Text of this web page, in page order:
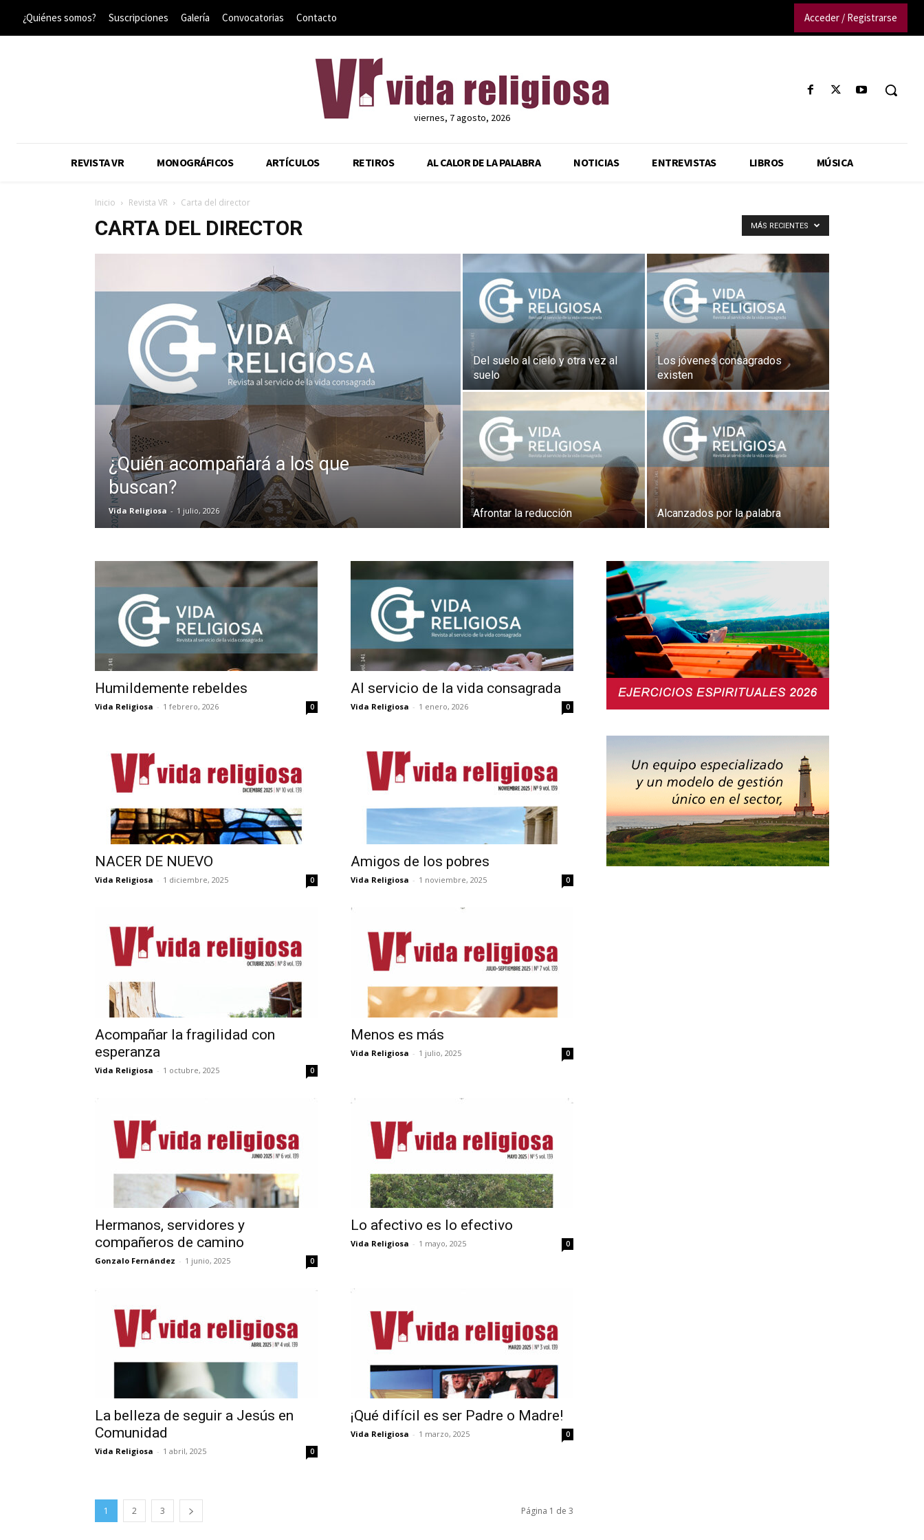
¿Quiénes somos? Suscripciones Galería Convocatorias Contacto Acceder / Registrarse
viernes, 7 agosto, 2026
REVISTA VR MONOGRÁFICOS ARTÍCULOS RETIROS AL CALOR DE LA PALABRA NOTICIAS ENTREVISTAS LIBROS MÚSICA
Inicio Revista VR Carta del director
CARTA DEL DIRECTOR MÁS RECIENTES
¿Quién acompañará a los que
buscan?
Vida Religiosa - 1 julio, 2026
Del suelo al cielo y otra vez al
suelo
Los jóvenes consagrados
existen
Afrontar la reducción Alcanzados por la palabra
Humildemente rebeldes
Vida Religiosa - 1 febrero, 2026 0
Al servicio de la vida consagrada
Vida Religiosa - 1 enero, 2026 0
NACER DE NUEVO
Vida Religiosa - 1 diciembre, 2025 0
Amigos de los pobres
Vida Religiosa - 1 noviembre, 2025 0
Acompañar la fragilidad con
esperanza
Vida Religiosa - 1 octubre, 2025 0
Menos es más
Vida Religiosa - 1 julio, 2025 0
Hermanos, servidores y
compañeros de camino
Gonzalo Fernández - 1 junio, 2025 0
Lo afectivo es lo efectivo
Vida Religiosa - 1 mayo, 2025 0
La belleza de seguir a Jesús en
Comunidad
Vida Religiosa - 1 abril, 2025 0
¡Qué difícil es ser Padre o Madre!
Vida Religiosa - 1 marzo, 2025 0
1 2 3 Página 1 de 3